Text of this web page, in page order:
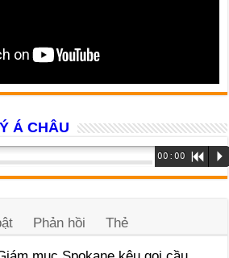
Á CHÂU
00:00 R P
Phản hồi Thẻ